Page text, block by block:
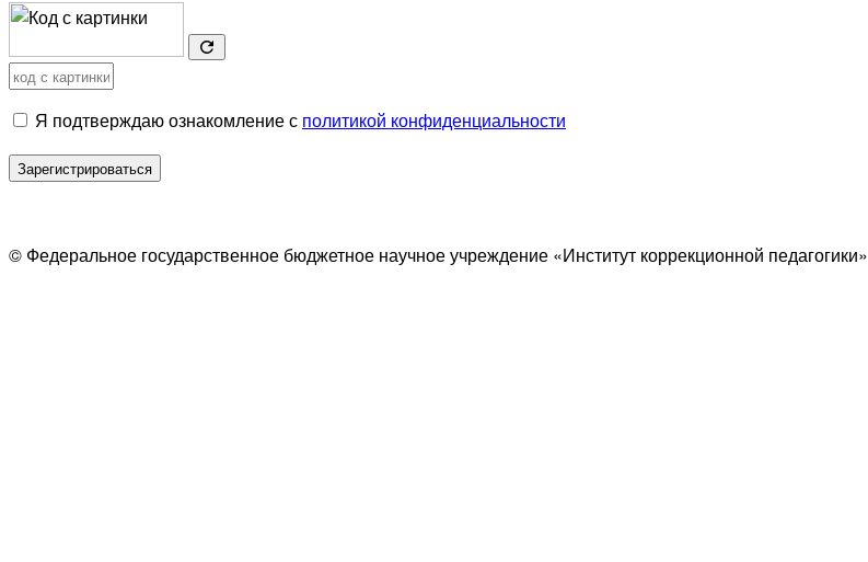
Я подтверждаю ознакомление с политикой конфиденциальности
© Федеральное государственное бюджетное научное учреждение «Институт коррекционной педагогики»